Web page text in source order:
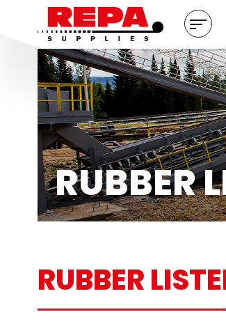
RUBBER
RUBBER